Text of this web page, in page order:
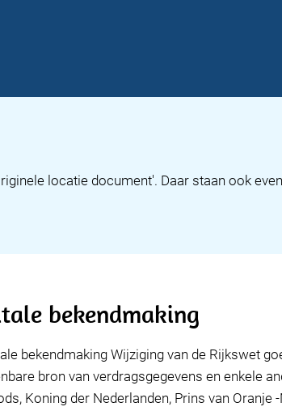
locatie document'. Daar staan ook
bekendmaking
bekendmaking Wijziging van de Rijkswet
bron van verdragsgegevens en enkele
Koning der Nederlanden, Prins van Oranje